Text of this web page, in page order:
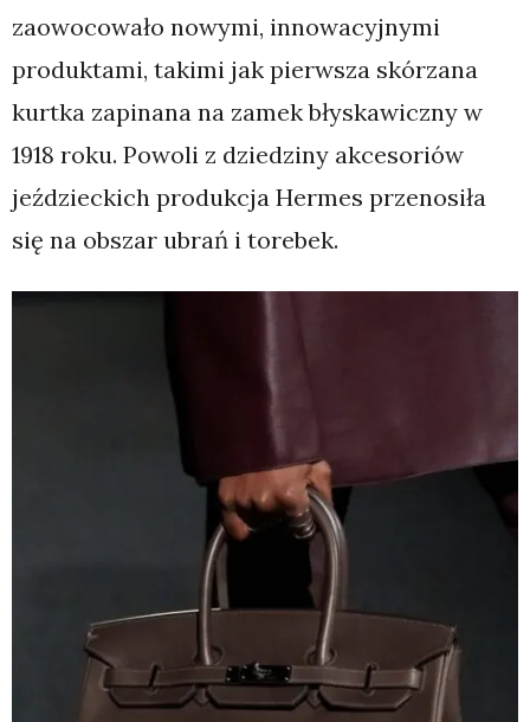
zaowocowało nowymi, innowacyjnymi
produktami, takimi jak pierwsza skórzana
kurtka zapinana na zamek błyskawiczny w
1918 roku. Powoli z dziedziny akcesoriów
jeździeckich produkcja Hermes przenosiła
się na obszar ubrań i torebek.